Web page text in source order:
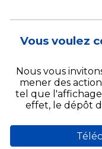
Vous voulez
Nous vous
mener des
tel que
effet, le dépôt